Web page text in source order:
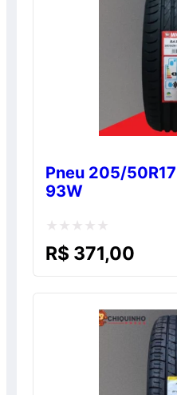
Pneu 205/
93W
Avaliação
R$ 371,00